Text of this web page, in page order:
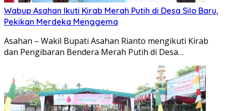
Wabup Asahan Ikuti Kirab Merah Putih di Desa Silo Baru,
Pekikan Merdeka Menggema
Asahan – Wakil Bupati Asahan Rianto mengikuti Kirab
dan Pengibaran Bendera Merah Putih di Desa…